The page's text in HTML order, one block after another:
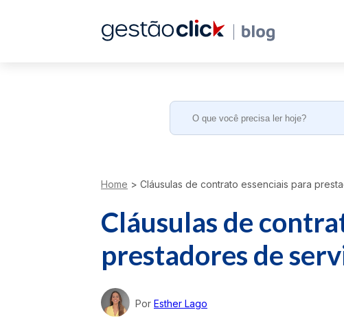
Search
Home > Cláusulas de contrato essenciais para
Cláusulas de
prestadores de
Por Esther Lago